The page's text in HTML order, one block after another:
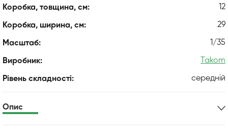
Коробка, товщина, см: 12
Коробка, ширина, см: 29
Масштаб: 1/35
Виробник: Takom
Рівень складності: середній
Опис